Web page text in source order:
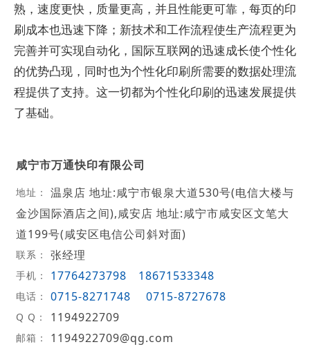
熟，速度更快，质量更高，并且性能更可靠，每页的印
刷成本也迅速下降；新技术和工作流程使生产流程更为
完善并可实现自动化，国际互联网的迅速成长使个性化
的优势凸现，同时也为个性化印刷所需要的数据处理流
程提供了支持。这一切都为个性化印刷的迅速发展提供
了基础。
咸宁市万通快印有限公司
地址：
温泉店 地址:咸宁市银泉大道530号(电信大楼与
金沙国际酒店之间),咸安店 地址:咸宁市咸安区文笔大
道199号(咸安区电信公司斜对面)
联系： 张经理
手机： 17764273798 18671533348
电话： 0715-8271748 0715-8727678
Q Q： 1194922709
邮箱： 1194922709@qg.com